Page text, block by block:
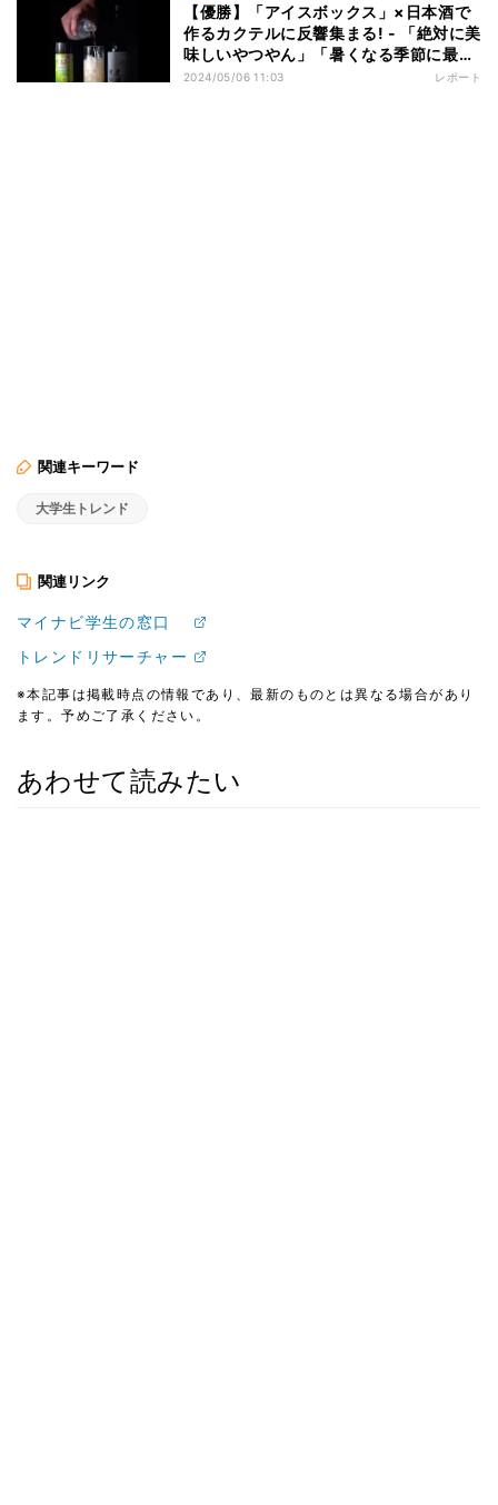
【優勝】「アイスボックス」×日本酒で
作るカクテルに反響集まる! - 「絶対に美
味しいやつやん」「暑くなる季節に最高
の組み合わせ」
2024/05/06 11:03 レポート
関連キーワード
大学生トレンド
関連リンク
マイナビ学生の窓口
トレンドリサーチャー
※本記事は掲載時点の情報であり、最新のものとは異なる場合があり
ます。予めご了承ください。
あわせて読みたい